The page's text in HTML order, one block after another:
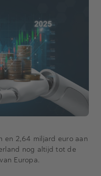
en 2,64 miljard euro aan
nog altijd tot de
Europa.